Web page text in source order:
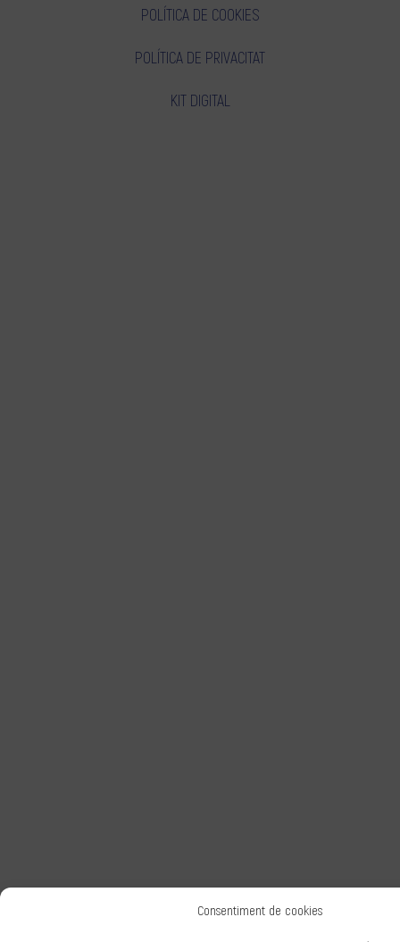
Consentiment de cookies
POLÍTICA DE COOKIES
POLÍTICA DE PRIVACITAT
KIT DIGITAL